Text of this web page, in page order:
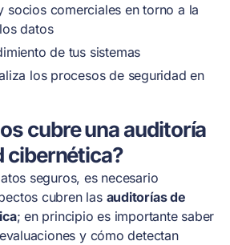
socios comerciales en torno a la
datos
de tus sistemas
los procesos de seguridad en
cubre una auditoría
cibernética?
seguros, es necesario
cubren las auditorías de
; en principio es importante saber
y cómo detectan